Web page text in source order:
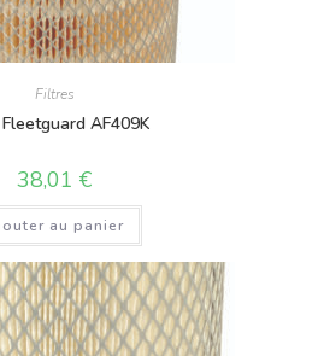
Filtres
AF409K
38,01 €
au panier